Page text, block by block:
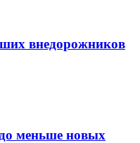
внедорожников
меньше новых